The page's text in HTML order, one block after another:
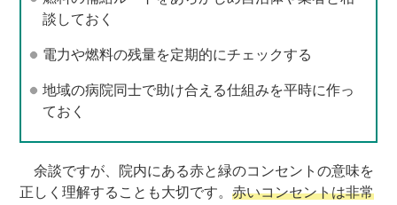
談しておく
電力や燃料の残量を定期的にチェックする
地域の病院同士で助け合える仕組みを平時に作っ
ておく
余談ですが、院内にある赤と緑のコンセントの意味を
正しく理解することも大切です。 赤いコンセントは非常